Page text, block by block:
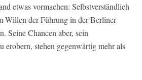
etwas vormachen: Selbstverständlich
Willen der Führung in der Berliner
Seine Chancen aber, sein
erobern, stehen gegenwärtig mehr als